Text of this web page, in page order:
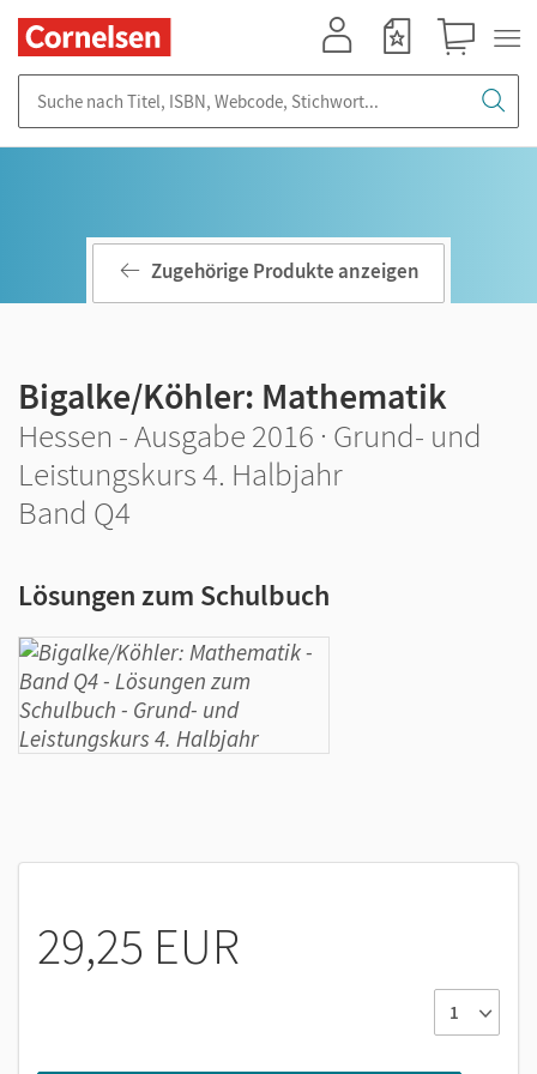
Zugehörige Produkte anzeigen
Bigalke/Köhler: Mathematik
Hessen - Ausgabe 2016 · Grund- und
Leistungskurs 4. Halbjahr
Band Q4
Lösungen zum Schulbuch
29,25 EUR